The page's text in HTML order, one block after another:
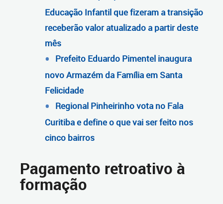
Educação Infantil que fizeram a transição
receberão valor atualizado a partir deste
mês
Prefeito Eduardo Pimentel inaugura
novo Armazém da Família em Santa
Felicidade
Regional Pinheirinho vota no Fala
Curitiba e define o que vai ser feito nos
cinco bairros
Pagamento retroativo à
formação